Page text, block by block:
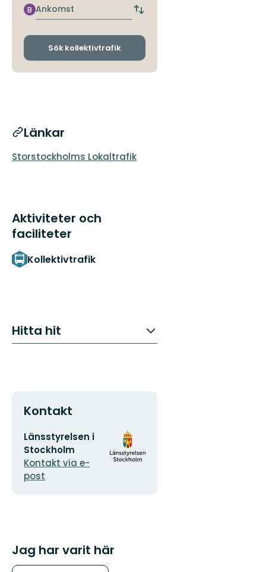
hållplats
Ankomst
B
Byt
och
Sök kollektivtrafik
Länkar
Storstockholms Lokaltrafik
Aktiviteter och
faciliteter
Kollektivtrafik
Hitta hit
Kontakt
E-
postadress
Länsstyrelsen i
Stockholm
Kontakt via e-
post
Organisationens
logotyp
Jag har varit här